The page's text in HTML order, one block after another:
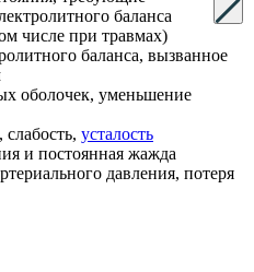
баланса
числе при травмах)
баланса, вызванное
оболочек, уменьшение
усталость
и постоянная жажда
давления, потеря